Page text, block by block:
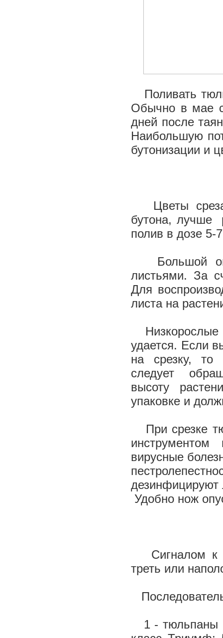
Поливать
Обычно в мае
дней после
Наибольшую
бутонизации и
Цветы
бутона, лучше
полив в дозе
Большой
листьями. За
Для
листа на
Низкорослые
удается. Если
на срезку, то
следует
высоту
упаковке и
При срезке
инструментом
вирусные
дезинфицируют
Удобно нож
Сигналом к
треть или
1 - тюльпаны